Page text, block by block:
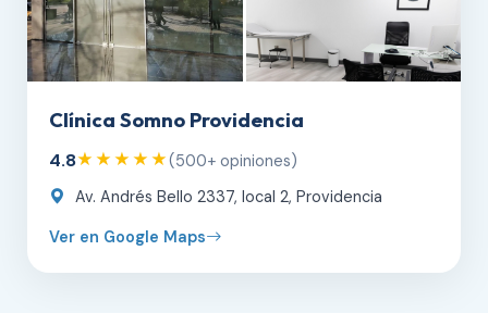
Clínica Somno Providencia
4.8★★★★★(500+ opiniones)
Av. Andrés Bello 2337, local 2, Providencia
Ver en Google Maps